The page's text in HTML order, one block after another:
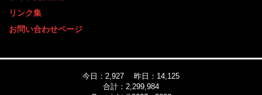
リンク集
お問い合わせページ
今日：2,927 昨日：14,125
合計：2,299,984